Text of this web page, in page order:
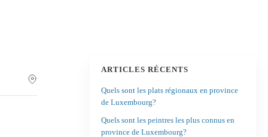
ARTICLES RÉCENTS
Quels sont les plats régionaux en province
de Luxembourg?
Quels sont les peintres les plus connus en
province de Luxembourg?